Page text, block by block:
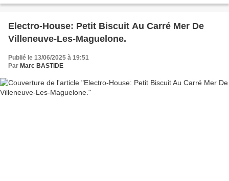
Electro-House: Petit Biscuit Au Carré Mer De
Villeneuve-Les-Maguelone.
Publié le 13/06/2025 à 19:51
Par Marc BASTIDE